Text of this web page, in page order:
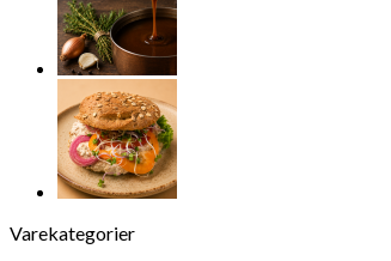
Varekategorier